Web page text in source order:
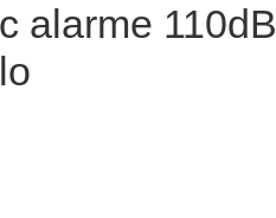
alarme 110dB